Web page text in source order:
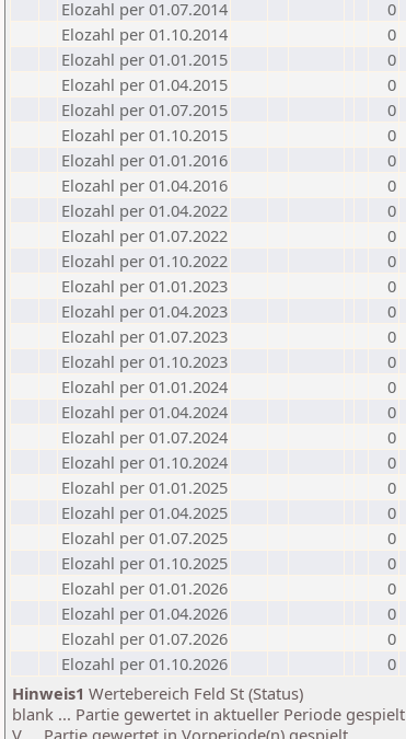
Elozahl per 01.07.2014
0
Elozahl per 01.10.2014
0
Elozahl per 01.01.2015
0
Elozahl per 01.04.2015
0
Elozahl per 01.07.2015
0
Elozahl per 01.10.2015
0
Elozahl per 01.01.2016
0
Elozahl per 01.04.2016
0
Elozahl per 01.04.2022
0
Elozahl per 01.07.2022
0
Elozahl per 01.10.2022
0
Elozahl per 01.01.2023
0
Elozahl per 01.04.2023
0
Elozahl per 01.07.2023
0
Elozahl per 01.10.2023
0
Elozahl per 01.01.2024
0
Elozahl per 01.04.2024
0
Elozahl per 01.07.2024
0
Elozahl per 01.10.2024
0
Elozahl per 01.01.2025
0
Elozahl per 01.04.2025
0
Elozahl per 01.07.2025
0
Elozahl per 01.10.2025
0
Elozahl per 01.01.2026
0
Elozahl per 01.04.2026
0
Elozahl per 01.07.2026
0
Elozahl per 01.10.2026
0
Hinweis1 Wertebereich Feld St (Status)
blank ... Partie gewertet in aktueller Periode gespielt
V ... Partie gewertet in Vorperiode(n) gespielt